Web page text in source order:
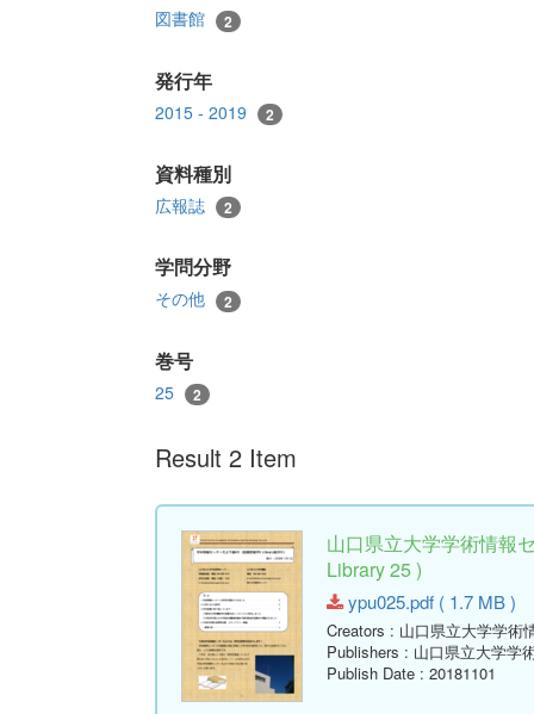
図書館 2
発行年
2015 - 2019 2
資料種別
広報誌 2
学問分野
その他 2
巻号
25 2
Result 2 Item
山口県立大学学術情報
Library 25 )
ypu025.pdf ( 1.7 MB )
Creators : 山口県立大学学術
Publishers : 山口県立大学学
Publish Date : 20181101